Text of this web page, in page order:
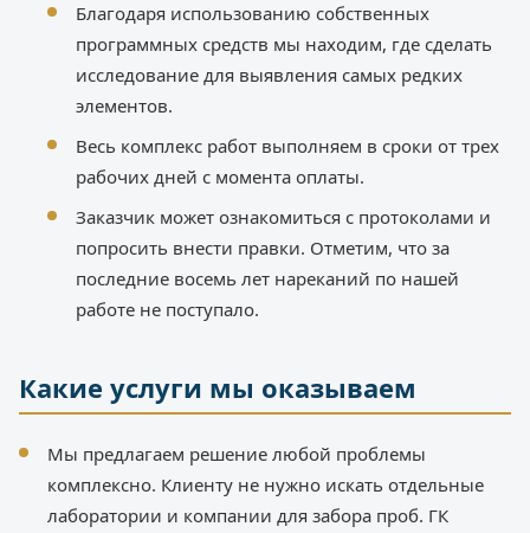
Благодаря использованию собственных
программных средств мы находим, где сделать
исследование для выявления самых редких
элементов.
Весь комплекс работ выполняем в сроки от трех
рабочих дней с момента оплаты.
Заказчик может ознакомиться с протоколами и
попросить внести правки. Отметим, что за
последние восемь лет нареканий по нашей
работе не поступало.
Какие услуги мы оказываем
Мы предлагаем решение любой проблемы
комплексно. Клиенту не нужно искать отдельные
лаборатории и компании для забора проб. ГК